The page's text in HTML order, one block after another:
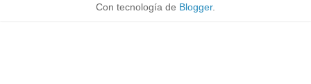
Con tecnología de Blogger.